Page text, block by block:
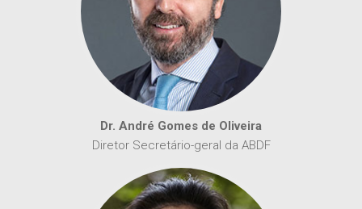
Dr. André Gomes de Oliveira
Diretor Secretário-geral da ABDF